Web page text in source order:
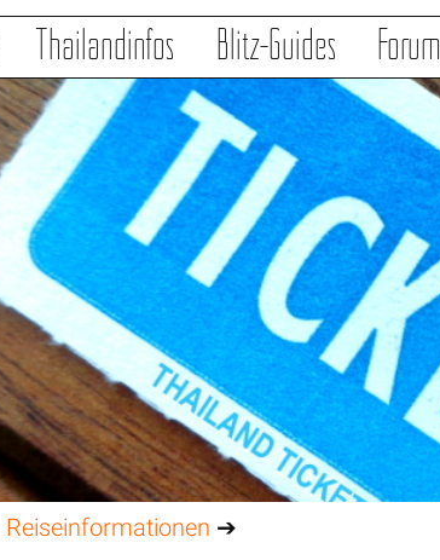
Thailandinfos Blitz-Guides Forum
Reiseinformationen ➔